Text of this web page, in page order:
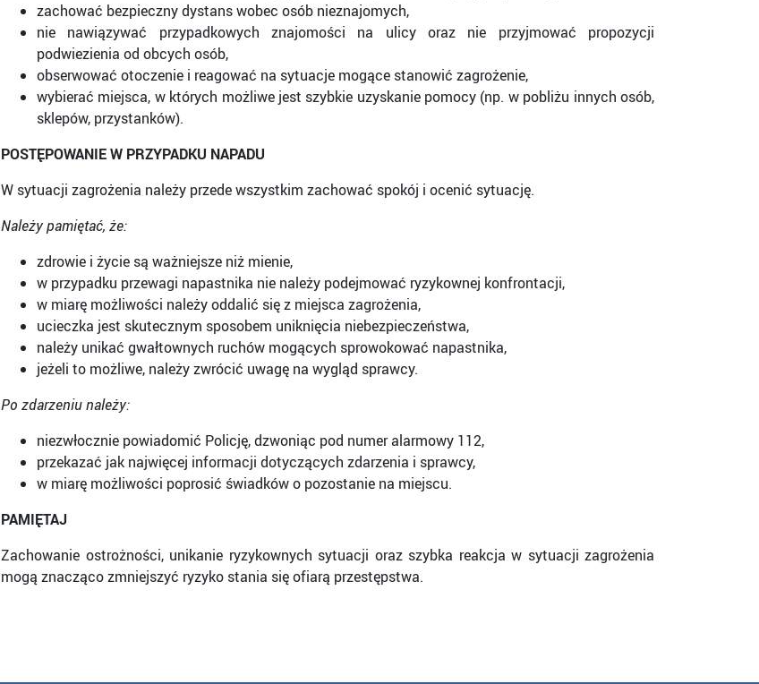
zachować bezpieczny dystans wobec osób nieznajomych,
nie nawiązywać przypadkowych znajomości na ulicy oraz nie przyjmować propozycji
podwiezienia od obcych osób,
obserwować otoczenie i reagować na sytuacje mogące stanowić zagrożenie,
wybierać miejsca, w których możliwe jest szybkie uzyskanie pomocy (np. w pobliżu innych osób,
sklepów, przystanków).
POSTĘPOWANIE W PRZYPADKU NAPADU
W sytuacji zagrożenia należy przede wszystkim zachować spokój i ocenić sytuację.
Należy pamiętać, że:
zdrowie i życie są ważniejsze niż mienie,
w przypadku przewagi napastnika nie należy podejmować ryzykownej konfrontacji,
w miarę możliwości należy oddalić się z miejsca zagrożenia,
ucieczka jest skutecznym sposobem uniknięcia niebezpieczeństwa,
należy unikać gwałtownych ruchów mogących sprowokować napastnika,
jeżeli to możliwe, należy zwrócić uwagę na wygląd sprawcy.
Po zdarzeniu należy:
niezwłocznie powiadomić Policję, dzwoniąc pod numer alarmowy 112,
przekazać jak najwięcej informacji dotyczących zdarzenia i sprawcy,
w miarę możliwości poprosić świadków o pozostanie na miejscu.
PAMIĘTAJ
Zachowanie ostrożności, unikanie ryzykownych sytuacji oraz szybka reakcja w sytuacji zagrożenia
mogą znacząco zmniejszyć ryzyko stania się ofiarą przestępstwa.